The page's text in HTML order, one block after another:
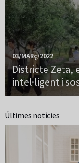
03/MARç/2022
Districte Zeta,
intel·ligent i
Últimes notícies